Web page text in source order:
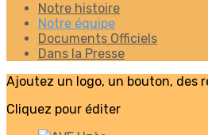
Notre histoire
Notre équipe
Documents Officiels
Dans la Presse
Ajoutez un logo, un bouton, des
Cliquez pour éditer